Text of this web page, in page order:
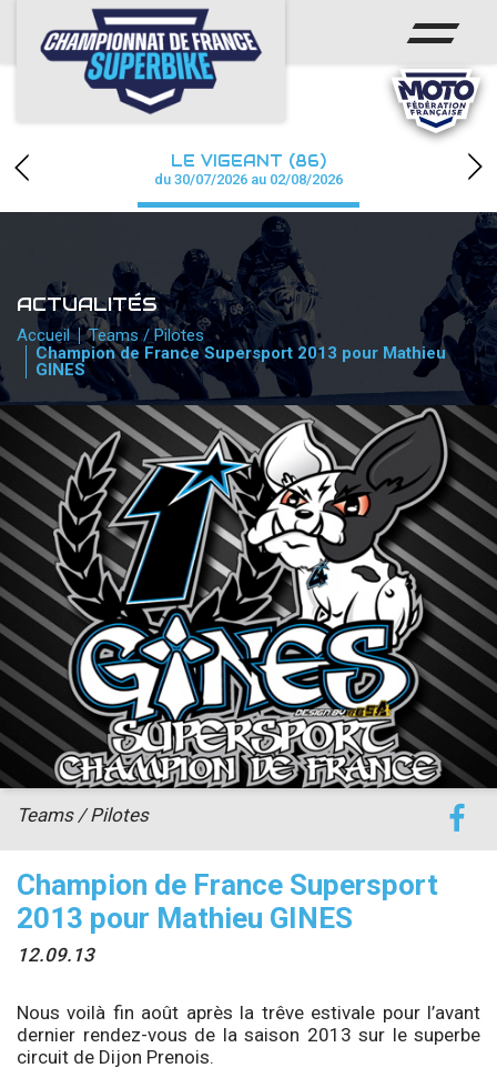
ACCUEIL
CHAMPIONNAT
CALENDRIER
PHOTOS / WEB TV
PARTENAIRES
PRESSE
PRESSE
accéder à la billetterie
LE VIGEANT (86)
du 30/07/2026 au 02/08/2026
ACTUALITÉS
Accueil
Teams / Pilotes
Champion de France Supersport 2013 pour Mathieu
GINES
Champion de France Supersport
2013 pour Mathieu GINES
12.09.13
Teams / Pilotes
Nous voilà fin août après la trêve estivale pour l’avant
dernier rendez-vous de la saison 2013 sur le superbe
circuit de Dijon Prenois.